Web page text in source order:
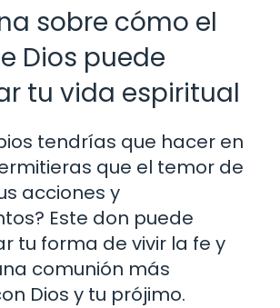
sobre cómo el
Dios puede
tu vida espiritual
tendrías que hacer en
que el temor de
acciones y
Este don puede
tu forma de vivir la fe y
comunión más
Dios y tu prójimo.